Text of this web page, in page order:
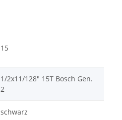
15
1/2x11/128" 15T Bosch Gen.
2
schwarz